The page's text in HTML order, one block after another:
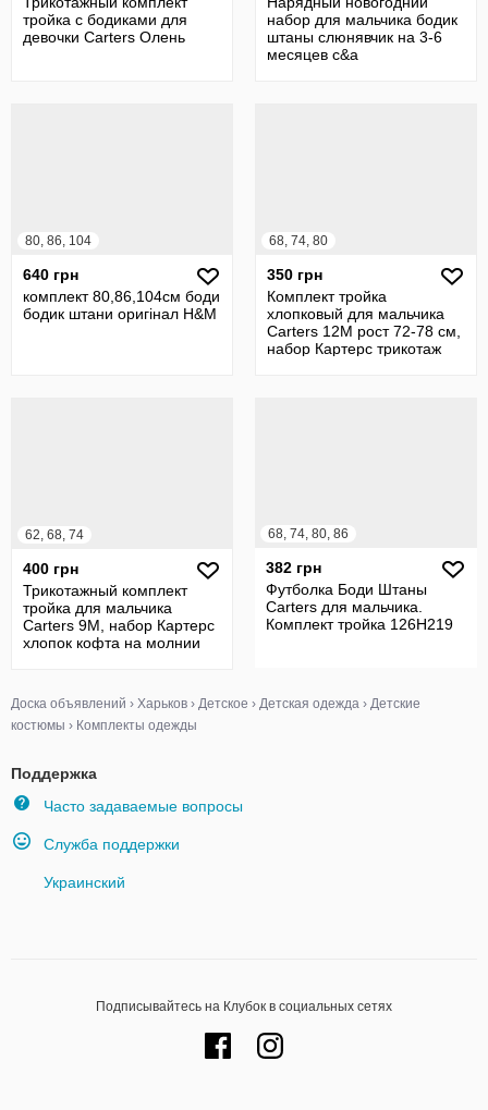
тройка с бодиками для
девочки Carters Олень
набор для мальчика бодик
штаны слюнявчик на 3-6
месяцев c&a
80, 86, 104
640 грн
комплект 80,86,104см боди
бодик штани оригінал H&M
68, 74, 80
350 грн
Комплект тройка
хлопковый для мальчика
Carters 12М рост 72-78 см,
набор Картерс трикотаж
62, 68, 74
400 грн
Трикотажный комплект
тройка для мальчика
Carters 9М, набор Картерс
хлопок кофта на молнии
68, 74, 80, 86
382 грн
Футболка Боди Штаны
Carters для мальчика.
Комплект тройка 126H219
Доска объявлений › Харьков › Детское › Детская одежда › Детские
костюмы › Комплекты одежды
Поддержка
Часто задаваемые вопросы
Служба поддержки
Украинский
Подписывайтесь на Клубок в социальных сетях